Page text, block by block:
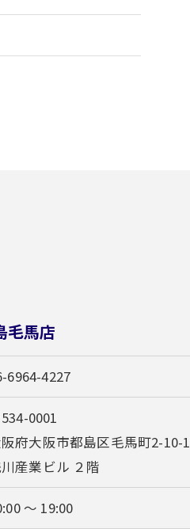
毛馬店
6964-4227
0001
府大阪市都島区毛馬町2-10-1
産業ビル ２階
～ 19:00